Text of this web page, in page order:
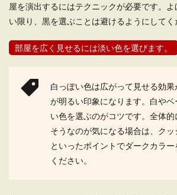
オシャレな部屋で生活を
トしたいと考...
ト。女子のすっきり
一人暮らしをする場合に
ンパクトなお部屋を選ぶ
で悩...
屋を演出するにはテクニックが必要です。
い限り、黒を選ぶことは避けるようにしてく
部屋を広く見せるには淡い色を選びます。
白っぽい色は広がって見せる効
が明るい印象になります。白や
い色を選ぶのがコツです。全体
そうなのが気になる場合は、ク
といったポイントでダークカラ
ください。